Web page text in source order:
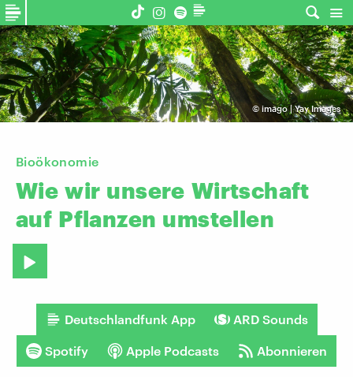
© imago | Yay Images
Bioökonomie
Wie wir unsere Wirtschaft
auf Pflanzen umstellen
Deutschlandfunk App ARD Sounds
Spotify Apple Podcasts Abonnieren